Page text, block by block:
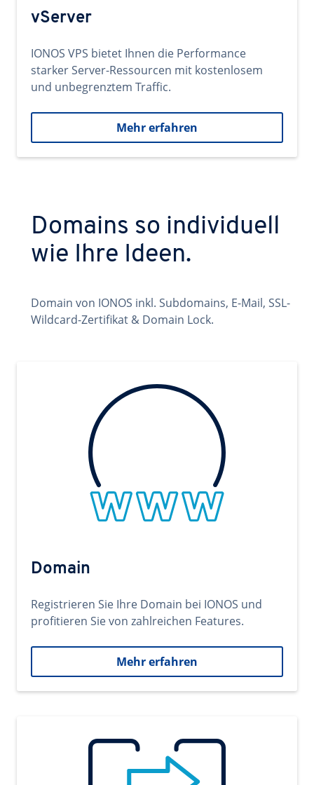
vServer
IONOS VPS bietet Ihnen die Performance
starker Server-Ressourcen mit kostenlosem
und unbegrenztem Traffic.
Mehr erfahren
Domains so individuell
wie Ihre Ideen.
Domain von IONOS inkl. Subdomains, E-Mail, SSL-
Wildcard-Zertifikat & Domain Lock.
Domain
Registrieren Sie Ihre Domain bei IONOS und
profitieren Sie von zahlreichen Features.
Mehr erfahren